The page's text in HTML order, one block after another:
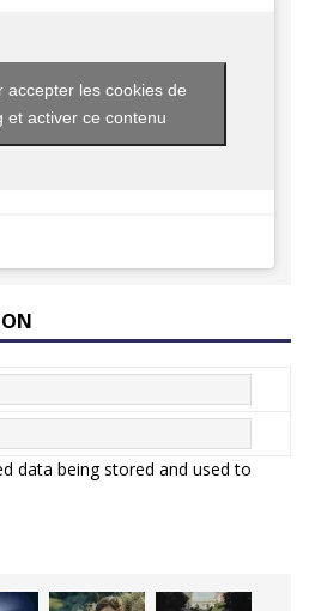
accepter les cookies de
et activer ce contenu
data being stored and used to